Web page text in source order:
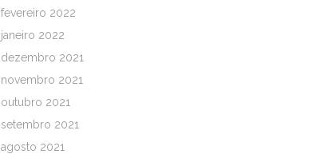
fevereiro 2022
janeiro 2022
dezembro 2021
novembro 2021
outubro 2021
setembro 2021
agosto 2021